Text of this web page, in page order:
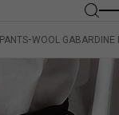
PANTS WOOL GABARDINE